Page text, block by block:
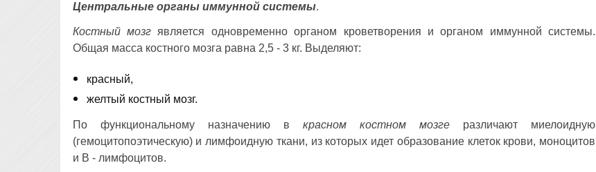
Центральные органы иммунной системы.
Костный мозгявляется одновременно органом кроветворения и органом иммунной системы.
Общая масса костного мозга равна 2,5 - 3 кг. Выделяют:
красный,
желтый костный мозг.
По функциональному назначению в красном костном мозге различают миелоидную
(гемоцитопоэтическую) и лимфоидную ткани, из которых идет образование клеток крови, моноцитов
и В - лимфоцитов.